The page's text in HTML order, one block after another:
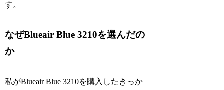
す。
なぜBlueair Blue 3210を選んだの
か
私がBlueair Blue 3210を購入したきっか